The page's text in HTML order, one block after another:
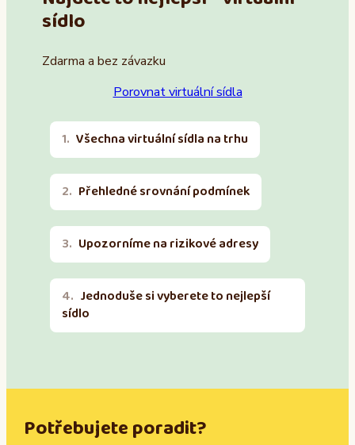
sídlo
Zdarma a bez závazku
Porovnat virtuální sídla
Všechna virtuální sídla na trhu
Přehledné srovnání podmínek
Upozorníme na rizikové adresy
Jednoduše si vyberete to nejlepší
sídlo
Potřebujete poradit?